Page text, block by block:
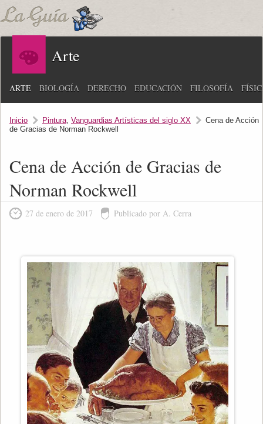
Arte
ARTE BIOLOGÍA DERECHO EDUCACIÓN FILOSOFÍA
Inicio Pintura, Vanguardias Artísticas del siglo XX
Cena de Acción
de Gracias de Norman Rockwell
Cena de Acción de Gracias de
Norman Rockwell
27 de enero de 2017 Publicado por A. Cerra